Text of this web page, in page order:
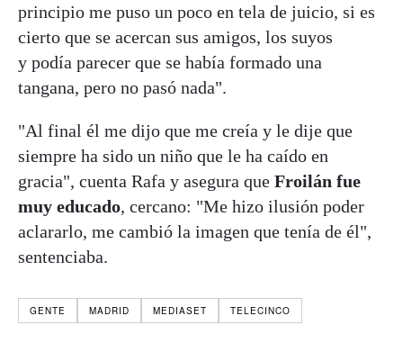
principio me puso un poco en tela de juicio, si es
cierto que se acercan sus amigos, los suyos
y podía parecer que se había formado una
tangana, pero no pasó nada".
"Al final él me dijo que me creía y le dije que
siempre ha sido un niño que le ha caído en
gracia", cuenta Rafa y asegura que Froilán fue
muy educado, cercano: "Me hizo ilusión poder
aclararlo, me cambió la imagen que tenía de él",
sentenciaba.
GENTE MADRID MEDIASET TELECINCO